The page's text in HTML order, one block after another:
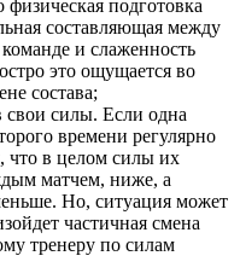
физическая подготовка
составляющая между
и слаженность
это ощущается во
состава;
свои силы. Если одна
времени регулярно
что в целом силы их
матчем, ниже, а
Но, ситуация может
частичная смена
тренеру по силам